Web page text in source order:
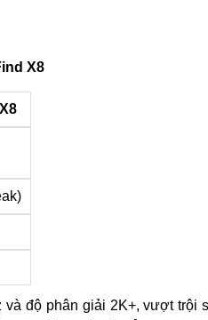
X8
và độ phân giải 2K+, vượt trội